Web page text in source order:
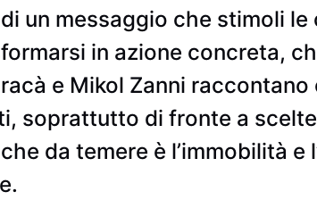
un messaggio che stimoli
in azione concreta,
e Mikol Zanni
soprattutto di fronte a
da temere è l’immobilità e